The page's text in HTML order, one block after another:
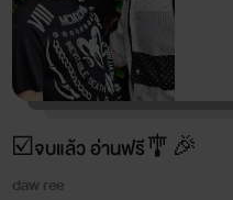
☑️จบแล้ว อ่านฟรี🎐🎉
daw ree